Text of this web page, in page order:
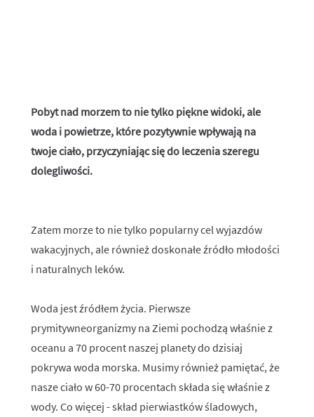
Pobyt nad morzem to nie tylko piękne widoki, ale
woda i powietrze, które pozytywnie wpływają na
twoje ciało, przyczyniając się do leczenia szeregu
dolegliwości.
Zatem morze to nie tylko popularny cel wyjazdów
wakacyjnych, ale również doskonałe źródło młodości
i naturalnych leków.
Woda jest źródłem życia. Pierwsze
prymitywneorganizmy na Ziemi pochodzą właśnie z
oceanu a 70 procent naszej planety do dzisiaj
pokrywa woda morska. Musimy również pamiętać, że
nasze ciało w 60-70 procentach składa się właśnie z
wody. Co więcej - skład pierwiastków śladowych,